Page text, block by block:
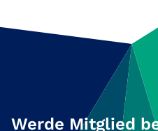
Werde Mitglied